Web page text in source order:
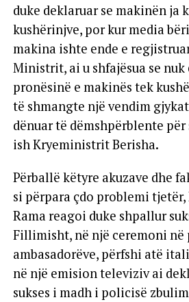
duke deklaruar se makinën ja
kushërinjve, por kur media
makina ishte ende e
Ministrit, ai u shfajësua se
pronësinë e makinës tek
të shmangte një vendim
dënuar të dëmshpërblente
ish Kryeministrit Berisha.
Përballë këtyre akuzave dhe
si përpara çdo problemi
Rama reagoi duke shpallur
Fillimisht, në një ceremoni në
ambasadorëve, përfshi atë
në një emision televiziv ai
sukses i madh i policisë